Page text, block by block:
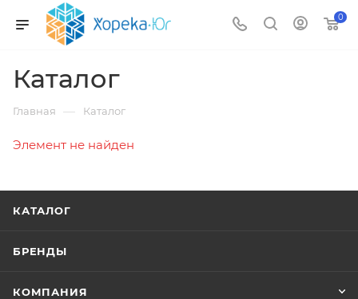
0
Каталог
Главная — Каталог
Элемент не найден
КАТАЛОГ
БРЕНДЫ
КОМПАНИЯ